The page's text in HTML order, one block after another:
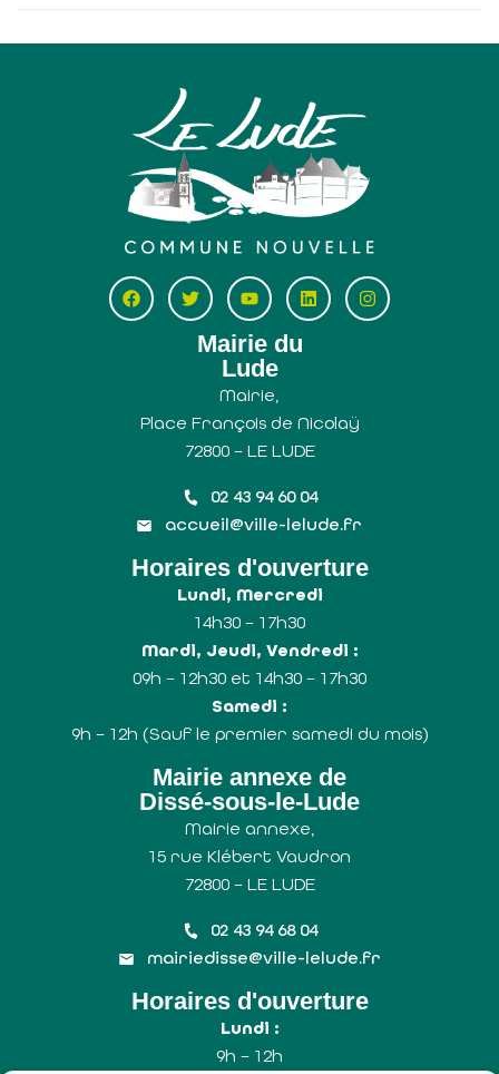
Mairie du
Lude
Mairie,
Place François de Nicolaÿ
72800 – LE LUDE
02 43 94 60 04
accueil@ville-lelude.fr
Horaires d'ouverture
Lundi, Mercredi
14h30 – 17h30
Mardi, Jeudi, Vendredi :
09h – 12h30 et 14h30 – 17h30
Samedi :
9h – 12h (Sauf le premier samedi du mois)
Mairie annexe de
Dissé-sous-le-Lude
Mairie annexe,
15 rue Klébert Vaudron
72800 – LE LUDE
02 43 94 68 04
mairiedisse@ville-lelude.fr
Horaires d'ouverture
Lundi :
9h – 12h